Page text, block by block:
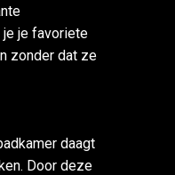
je je favoriete
zonder dat ze
daagt
Door deze